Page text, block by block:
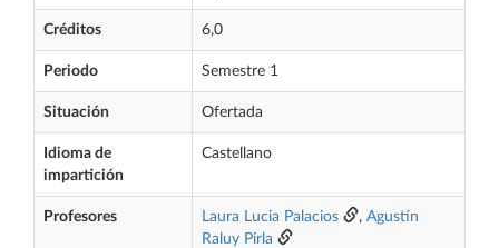
Créditos 6,0
Periodo Semestre 1
Situación Ofertada
Idioma de
impartición
Castellano
Profesores Laura Lucia Palacios , Agustín
Raluy Pirla